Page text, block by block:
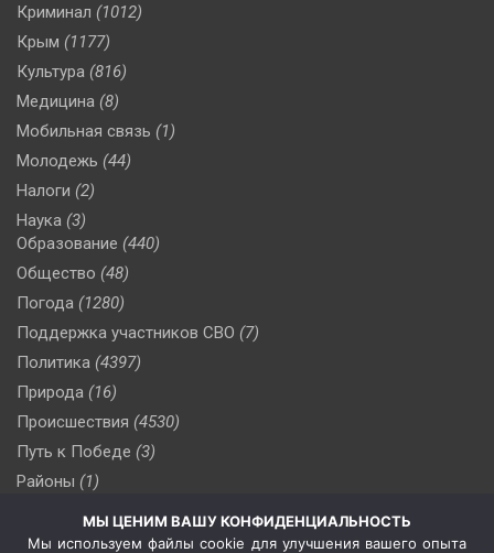
Криминал (1012)
Крым (1177)
Культура (816)
Медицина (8)
Мобильная связь (1)
Молодежь (44)
Налоги (2)
Наука (3)
Образование (440)
Общество (48)
Погода (1280)
Поддержка участников СВО (7)
Политика (4397)
Природа (16)
Происшествия (4530)
Путь к Победе (3)
Районы (1)
(510)
Сельское хозяйство (3)
МЫ ЦЕНИМ ВАШУ КОНФИДЕНЦИАЛЬНОСТЬ
Мы используем файлы cookie для улучшения вашего опыта